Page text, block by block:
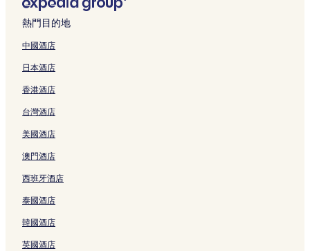
a
c
e
N
a
B
e
a
c
頁
面
H
e
a
v
n
u
r
i
頁
r
i
頁
面
e
m
i
u
頁
t
e
l
P
a
e
t
9
頁
a
頁
面
l
i
a
p
n
a
P
u
r
頁
s
P
u
r
頁
o
s
h
R
s
d
e
n
c
P
r
i
頁
面
l
y
w
o
d
.
0
頁
面
o
S
a
h
o
a
l
a
c
P
r
i
頁
面
l
y
B
e
c
R
e
s
o
t
面
R
o
h
i
R
h
i
n
i
u
i
頁
面
d
r
a
R
S
R
T
S
A
D
P
A
頁
面
d
C
o
a
t
e
a
c
h
e
o
r
t
頁
面
w
B
e
a
h
e
s
o
r
-
e
a
r
S
e
a
熱門目的地
中國酒店
日本酒店
香港酒店
台灣酒店
美國酒店
澳門酒店
西班牙酒店
泰國酒店
韓國酒店
英國酒店